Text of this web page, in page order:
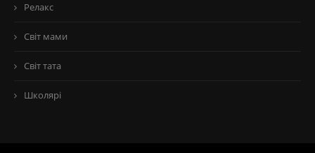
Релакс
Світ мами
Світ тата
Школярі